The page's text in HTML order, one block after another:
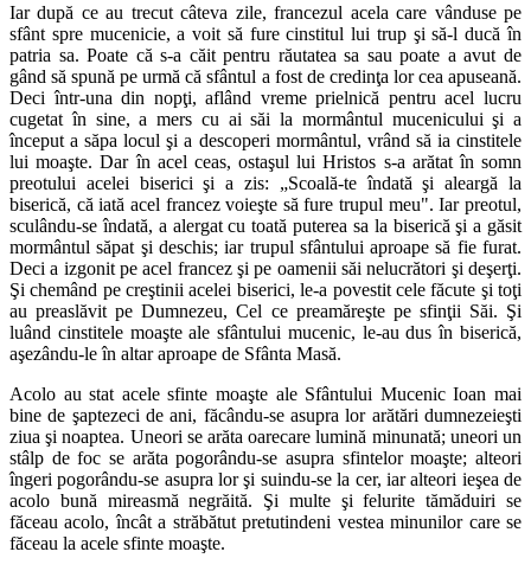
Iar după ce au trecut câteva zile, francezul acela care vânduse pe
sfânt spre mucenicie, a voit să fure cinstitul lui trup şi să-l ducă în
patria sa. Poate că s-a căit pentru răutatea sa sau poate a avut de
gând să spună pe urmă că sfântul a fost de credinţa lor cea apuseană.
Deci într-una din nopţi, aflând vreme prielnică pentru acel lucru
cugetat în sine, a mers cu ai săi la mormântul mucenicului şi a
început a săpa locul şi a descoperi mormântul, vrând să ia cinstitele
lui moaşte. Dar în acel ceas, ostaşul lui Hristos s-a arătat în somn
preotului acelei biserici şi a zis: „Scoală-te îndată şi aleargă la
biserică, că iată acel francez voieşte să fure trupul meu". Iar preotul,
sculându-se îndată, a alergat cu toată puterea sa la biserică şi a găsit
mormântul săpat şi deschis; iar trupul sfântului aproape să fie furat.
Deci a izgonit pe acel francez şi pe oamenii săi nelucrători şi deşerţi.
Şi chemând pe creştinii acelei biserici, le-a povestit cele făcute şi toţi
au preaslăvit pe Dumnezeu, Cel ce preamăreşte pe sfinţii Săi. Şi
luând cinstitele moaşte ale sfântului mucenic, le-au dus în biserică,
aşezându-le în altar aproape de Sfânta Masă.
Acolo au stat acele sfinte moaşte ale Sfântului Mucenic Ioan mai
bine de şaptezeci de ani, făcându-se asupra lor arătări dumne­zeieşti
ziua şi noaptea. Uneori se arăta oarecare lumină minunată; uneori un
stâlp de foc se arăta pogorându-se asupra sfintelor moaşte; alteori
îngeri pogorându-se asupra lor şi suindu-se la cer, iar alteori ieşea de
acolo bună mireasmă negrăită. Şi multe şi felurite tămăduiri se
făceau acolo, încât a străbătut pretutindeni vestea minunilor care se
făceau la acele sfinte moaşte.